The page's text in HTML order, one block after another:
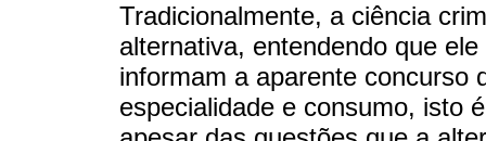
Tradicionalmente, a ciência
alternativa, entendendo que
informam a aparente concurso
especialidade e consumo, isto